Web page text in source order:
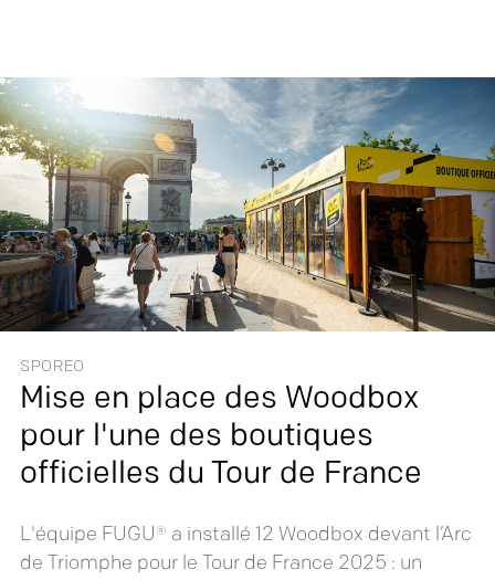
SPOREO
Mise en place des Woodbox
pour l'une des boutiques
officielles du Tour de France
L'équipe FUGU® a installé 12 Woodbox devant l’Arc
de Triomphe pour le Tour de France 2025 : un